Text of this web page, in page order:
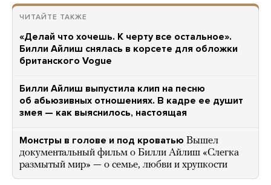
ЧИТАЙТЕ ТАКЖЕ
«Делай что хочешь. К черту все остальное».
Билли Айлиш снялась в корсете для обложки
британского Vogue
Билли Айлиш выпустила клип на песню
об абьюзивных отношениях. В кадре ее душит
змея — как выяснилось, настоящая
Монстры в голове и под кроватью Вышел
документальный фильм о Билли Айлиш «Слегка
размытый мир» — о семье, любви и хрупкости